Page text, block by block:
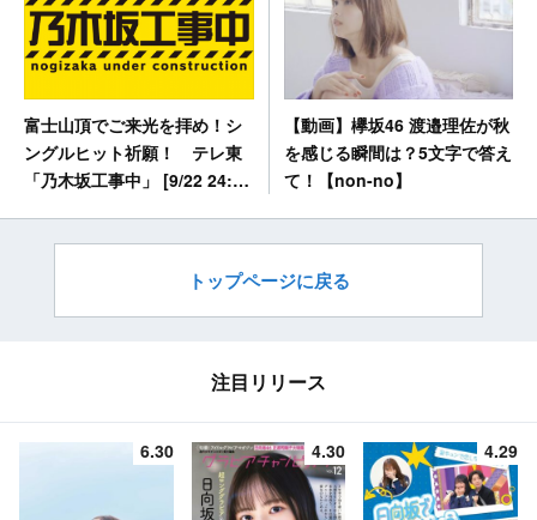
富士山頂でご来光を拝め！シ
ングルヒット祈願！ テレ東
「乃木坂工事中」 [9/22 24:00
【動画】欅坂46 渡邉理佐が秋
を感じる瞬間は？5文字で答え
て！【non-no】
トップページに戻る
注目リリース
6.30 4.30 4.29